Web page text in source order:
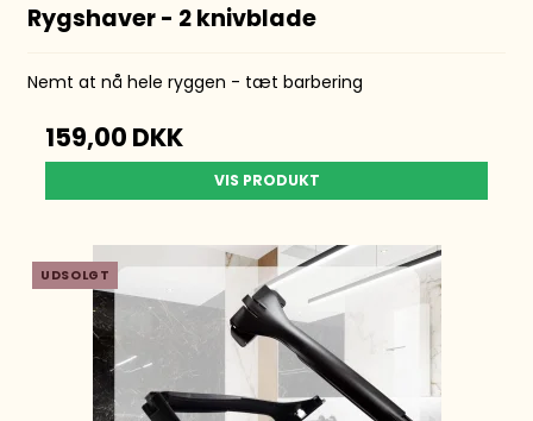
Rygshaver - 2 knivblade
Nemt at nå hele ryggen - tæt barbering
159,00 DKK
VIS PRODUKT
UDSOLGT